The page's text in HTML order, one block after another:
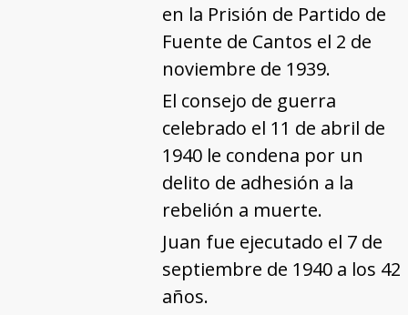
en la Prisión de Partido de
Fuente de Cantos el 2 de
noviembre de 1939.
El consejo de guerra
celebrado el 11 de abril de
1940 le condena por un
delito de adhesión a la
rebelión a muerte.
Juan fue ejecutado el 7 de
septiembre de 1940 a los 42
años.